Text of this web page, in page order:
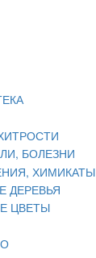
БОЛЕЗНИ
ХИМИКАТЫ
ДЕРЕВЬЯ
ЦВЕТЫ